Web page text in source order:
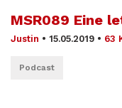
MSR089 Eine
Justin • 15.05.2019 • 63
Podcast